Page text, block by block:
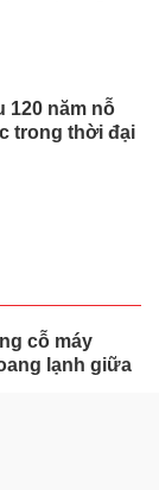
120 năm nỗ
trong thời đại
cỗ máy
lạnh giữa